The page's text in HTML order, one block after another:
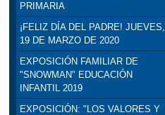
PRIMARIA
¡FELIZ DÍA DEL PADRE! JUEVES,
19 DE MARZO DE 2020
EXPOSICIÓN FAMILIAR DE
"SNOWMAN" EDUCACIÓN
INFANTIL 2019
EXPOSICIÓN: "LOS VALORES Y